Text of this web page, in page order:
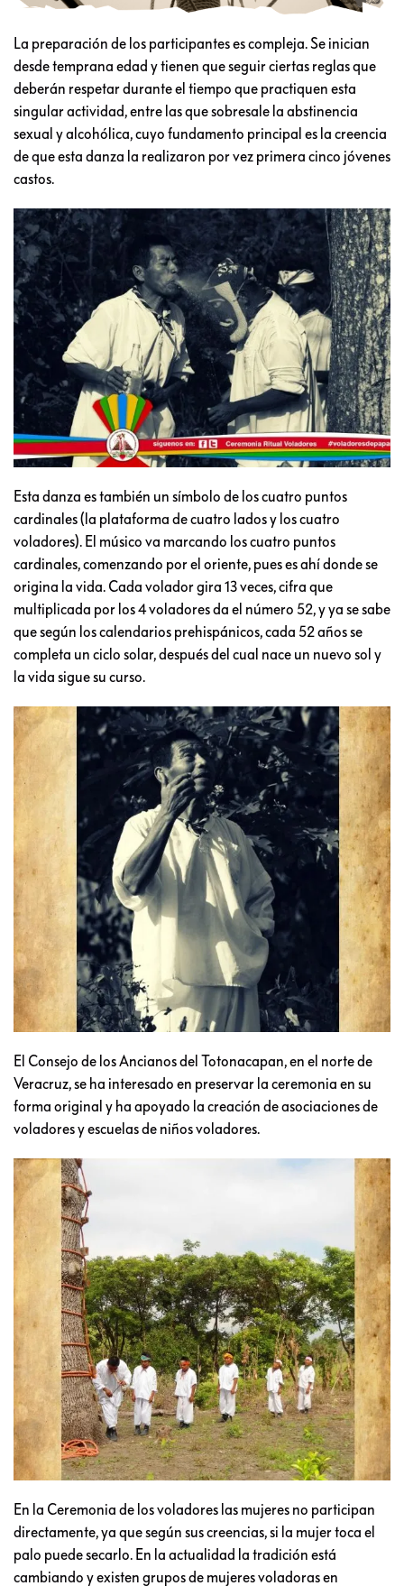
La preparación de los participantes es compleja. Se inician
desde temprana edad y tienen que seguir ciertas reglas que
deberán respetar durante el tiempo que practiquen esta
singular actividad, entre las que sobresale la abstinencia
sexual y alcohólica, cuyo fundamento principal es la creencia
de que esta danza la realizaron por vez primera cinco jóvenes
castos.
Esta danza es también un símbolo de los cuatro puntos
cardinales (la plataforma de cuatro lados y los cuatro
voladores). El músico va marcando los cuatro puntos
cardinales, comenzando por el oriente, pues es ahí donde se
origina la vida. Cada volador gira 13 veces, cifra que
multiplicada por los 4 voladores da el número 52, y ya se sabe
que según los calendarios prehispánicos, cada 52 años se
completa un ciclo solar, después del cual nace un nuevo sol y
la vida sigue su curso.
El Consejo de los Ancianos del Totonacapan, en el norte de
Veracruz, se ha interesado en preservar la ceremonia en su
forma original y ha apoyado la creación de asociaciones de
voladores y escuelas de niños voladores.
En la Ceremonia de los voladores las mujeres no participan
directamente, ya que según sus creencias, si la mujer toca el
palo puede secarlo. En la actualidad la tradición está
cambiando y existen grupos de mujeres voladoras en